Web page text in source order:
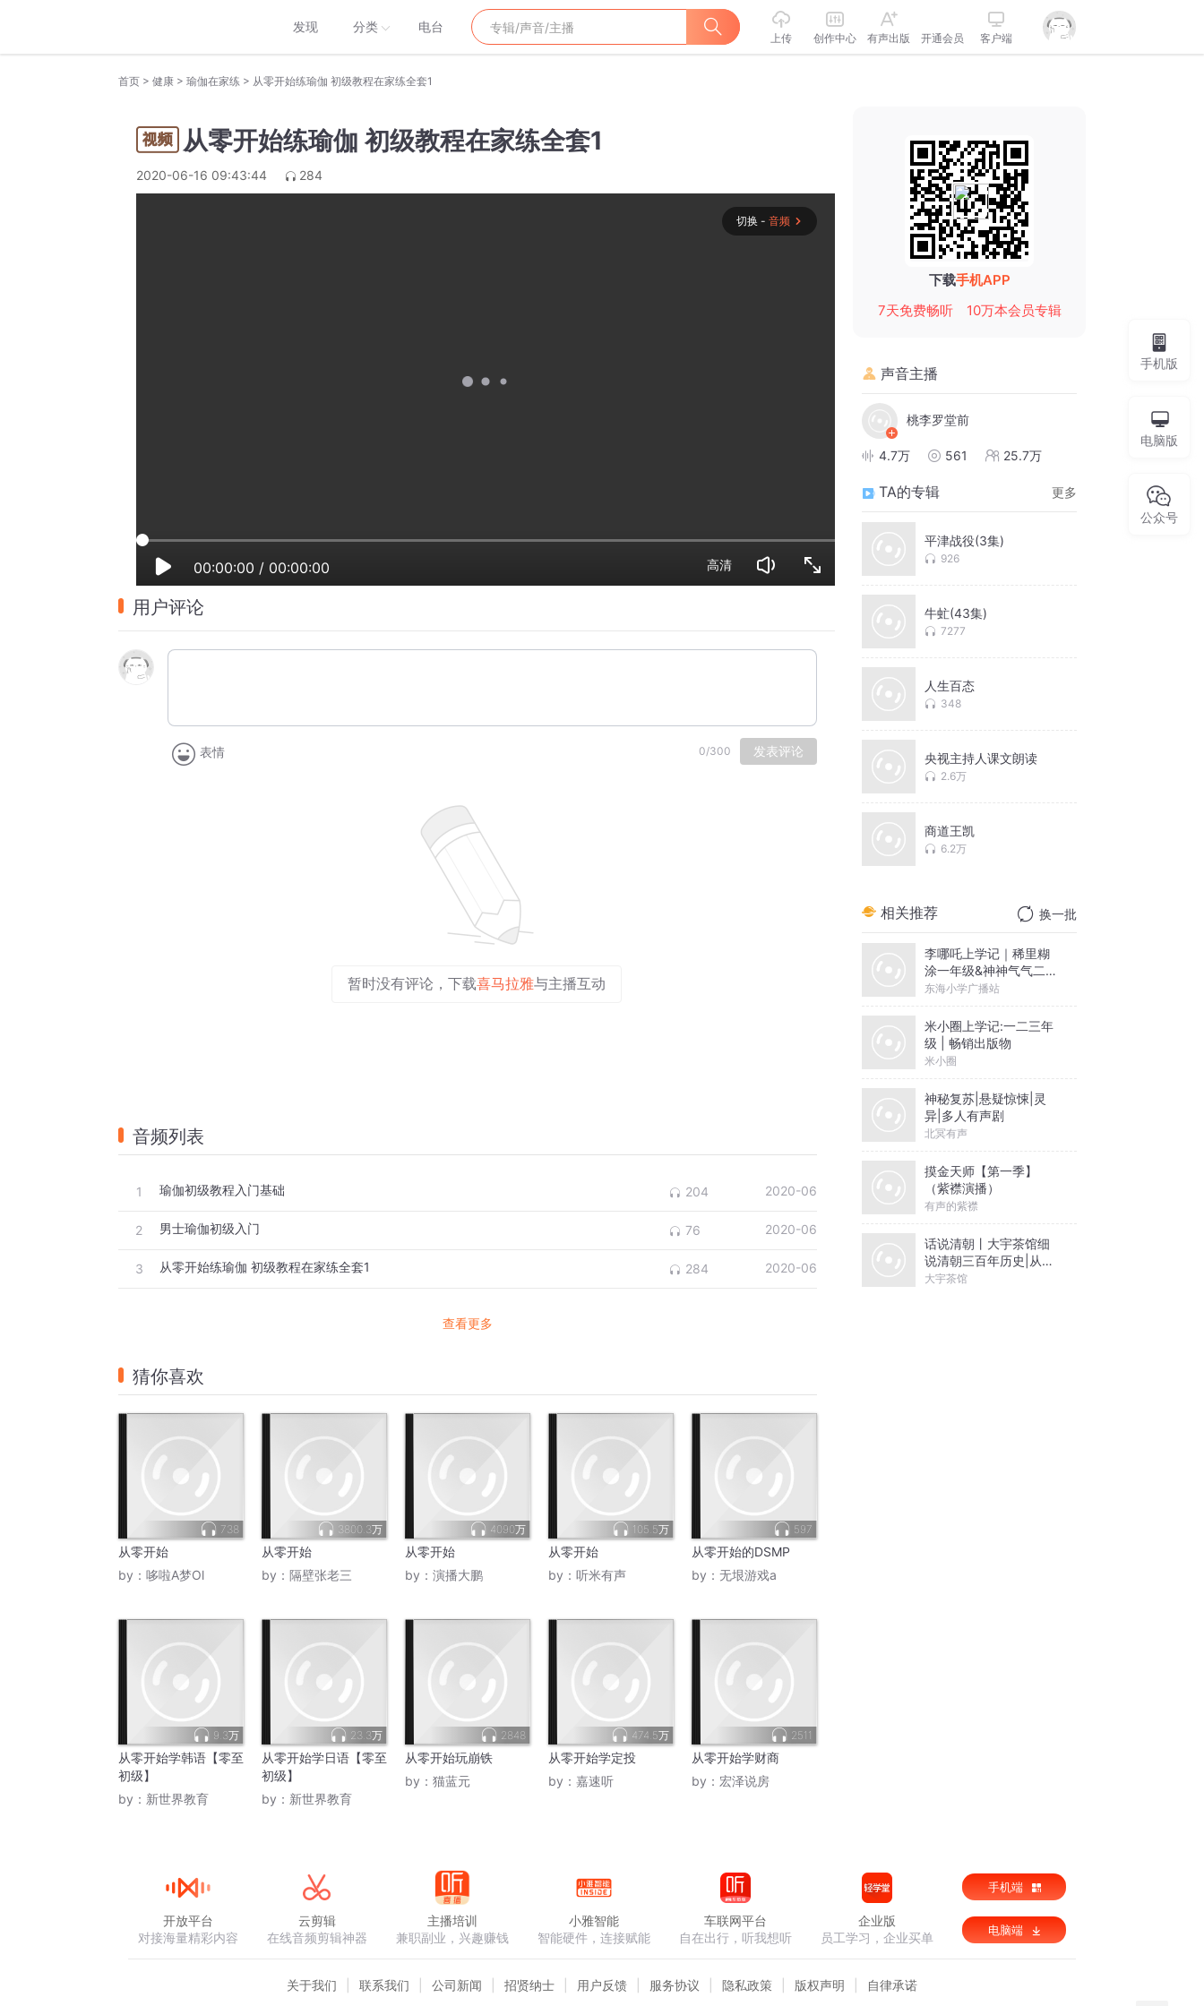
发现 分类 电台
上传 创作中心 有声出版 开通会员 客户端
首页 > 健康 > 瑜伽在家练 > 从零开始练瑜伽 初级教程在家练全套1
从零开始练瑜伽 初级教程在家练全套1
2020-06-16 09:43:44 284
切换 - 音频
00:00:00 / 00:00:00 高清
用户评论
表情 0/300 发表评论
暂时没有评论，下载喜马拉雅与主播互动
音频列表
1 瑜伽初级教程入门基础 204 2020-06
2 男士瑜伽初级入门 76 2020-06
3 从零开始练瑜伽 初级教程在家练全套1 284 2020-06
查看更多
猜你喜欢
738
从零开始
by： 哆啦A梦Ol
3800.3万
从零开始
by： 隔壁张老三
4090万
从零开始
by： 演播大鹏
105.5万
从零开始
by： 听米有声
597
从零开始的DSMP
by： 无垠游戏a
9.3万
从零开始学韩语【零至
初级】
by： 新世界教育
23.3万
从零开始学日语【零至
初级】
by： 新世界教育
2848
从零开始玩崩铁
by： 猫蓝元
474.5万
从零开始学定投
by： 嘉速听
2511
从零开始学财商
by： 宏泽说房
下载手机APP
7天免费畅听
10万本会员专辑
声音主播
桃李罗堂前
4.7万 561 25.7万
TA的专辑 更多
平津战役(3集)
926
牛虻(43集)
7277
人生百态
348
央视主持人课文朗读
2.6万
商道王凯
6.2万
相关推荐 换一批
李哪吒上学记｜稀里糊
涂一年级&神神气气二年
级
东海小学广播站
米小圈上学记:一二三年
级 | 畅销出版物
米小圈
神秘复苏|悬疑惊悚|灵
异|多人有声剧
北冥有声
摸金天师【第一季】
（紫襟演播）
有声的紫襟
话说清朝丨大宇茶馆细
说清朝三百年历史|从努
尔哈赤到末代皇帝溥仪|
大宇茶馆
手机版
电脑版
公众号
开放平台
对接海量精彩内容
云剪辑
在线音频剪辑神器
主播培训
兼职副业，兴趣赚钱
小雅智能
智能硬件，连接赋能
车联网平台
自在出行，听我想听
企业版
员工学习，企业买单
手机端
电脑端
关于我们 联系我们 公司新闻 招贤纳士 用户反馈 服务协议 隐私政策 版权声明 自律承诺